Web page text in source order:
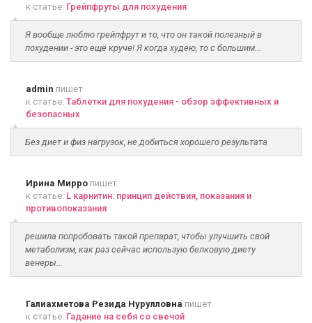
к статье: Грейпфруты для похудения
Я вообще люблю грейпфрут и то, что он такой полезный в
похудении - это ещё круче! Я когда худею, то с большим...
admin пишет
к статье: Таблетки для похудения - обзор эффективных и
безопасных
Без диет и физ нагрузок, не добиться хорошего результата
Ирина Мирро пишет
к статье: L карнитин: принцип действия, показания и
противопоказания
решила попробовать такой препарат, чтобы улучшить свой
метаболизм, как раз сейчас использую белковую диету
венеры...
Галиахметова Резида Нурулловна пишет
к статье: Гадание на себя со свечой